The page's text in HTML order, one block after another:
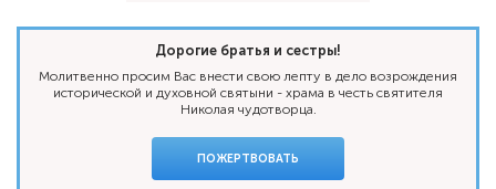
Дорогие братья и сестры!
Молитвенно просим Вас внести свою лепту в дело возрождения
исторической и духовной святыни - храма в честь святителя
Николая чудотворца.
ПОЖЕРТВОВАТЬ